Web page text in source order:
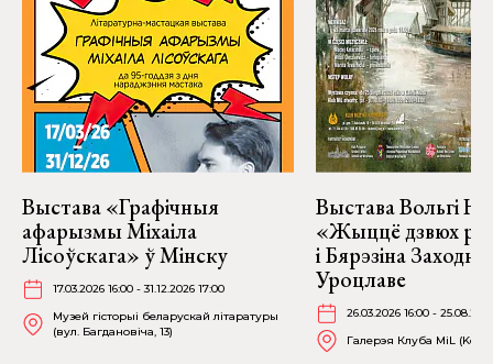
Выстава «Графічныя
афарызмы Міхаіла
Лісоўскага» ў Мінску
17.03.2026 16:00 - 31.12.2026 17:00
Музей гісторыі беларускай літаратуры
(вул. Багдановіча, 13)
Выстава Вольгі
«Жыццё дзвюх
і Бярэзіна
Уроцлаве
26.03.2026 16:00 -
Галерэя Клуба MiL